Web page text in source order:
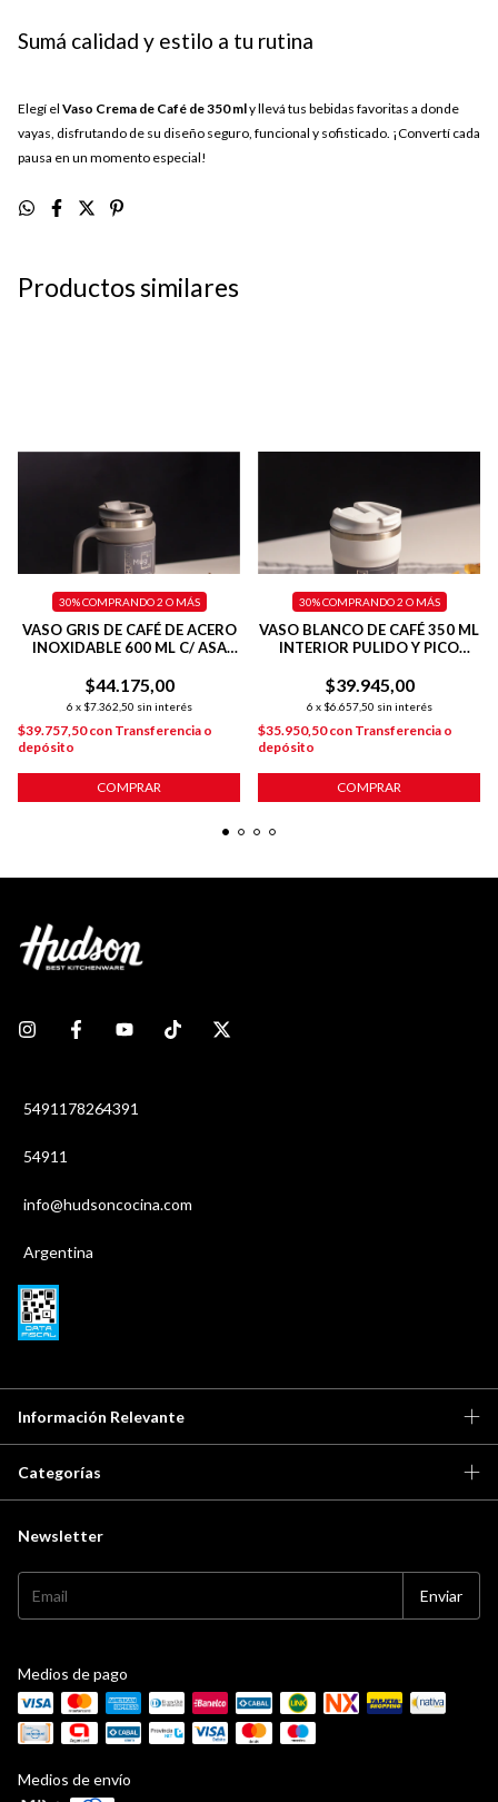
Sumá calidad y estilo a tu rutina
Elegí el Vaso Crema de Café de 350 mly llevá tus bebidas favoritas a donde
vayas, disfrutando de su diseño seguro, funcional y sofisticado. ¡Convertí cada
pausa en un momento especial!
Productos similares
VASO GRIS DE CAFÉ DE ACERO
INOXIDABLE 600 ML C/ ASA
$44.175,00
6 x $7.362,50 sin interés
30%COMPRANDO 2 O MÁS
$39.757,50con Transferencia o
depósito
COMPRAR
VASO BLANCO DE CAFÉ 350 ML
INTERIOR PULIDO Y PICO
$39.945,00
6 x $6.657,50 sin interés
30%COMPRANDO 2 O MÁS
$35.950,50con Transferencia o
depósito
COMPRAR
5491178264391
54911
info@hudsoncocina.com
Argentina
Información Relevante
Categorías
Newsletter
Medios de pago
Medios de envío